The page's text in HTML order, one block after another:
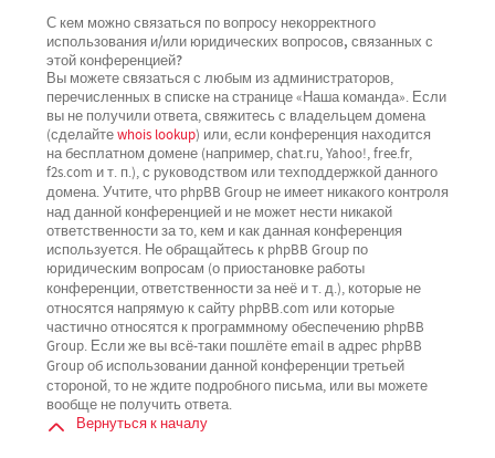
С кем можно связаться по вопросу некорректного
использования и/или юридических вопросов, связанных с
этой конференцией?
Вы можете связаться с любым из администраторов,
перечисленных в списке на странице «Наша команда». Если
вы не получили ответа, свяжитесь с владельцем домена
(сделайтеwhois lookup) или, если конференция находится
на бесплатном домене (например, chat.ru, Yahoo!, free.fr,
f2s.com и т. п.), с руководством или техподдержкой данного
домена. Учтите, что phpBB Group не имеет никакого контроля
над данной конференциейи не может нести никакой
ответственности за то, кем и как данная конференция
используется. Не обращайтесь к phpBB Group по
юридическим вопросам (о приостановке работы
конференции, ответственности за неё и т. д.), которые не
относятся напрямуюк сайту phpBB.com или которые
частично относятся к программному обеспечению phpBB
Group. Если же вы всё-таки пошлёте email в адрес phpBB
Group об использовании данной конференциитретьей
стороной, то не ждите подробного письма, или вы можете
вообще не получить ответа.
Вернуться к началу